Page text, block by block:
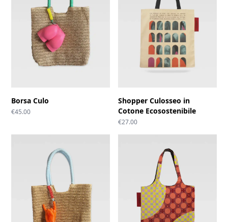
Borsa Culo
€45.00
Shopper Culosseo in
Cotone Ecosostenibile
€27.00